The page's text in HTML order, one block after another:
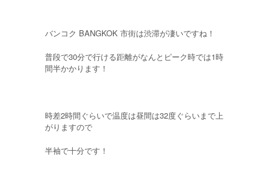
バンコク BANGKOK 市街は渋滞が凄いですね！
普段で30分で行ける距離がなんとピーク時では1時
間半かかります！
時差2時間ぐらいで温度は昼間は32度ぐらいまで上
がりますので
半袖で十分です！